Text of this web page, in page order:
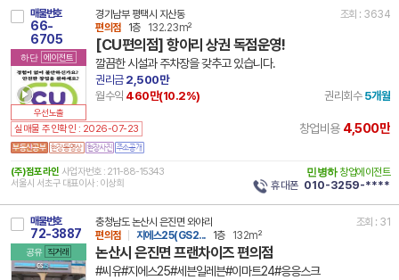
매물번호
66-
6705
하단 에이전트
우선노출
경기남부 평택시 지산동
조회 : 3634
편의점
1층 132.23m²
[CU편의점] 항아리 상권 독점운영!
깔끔한 시설과 주차장을 갖추고 있습니다.
권리금2,500만
월수익 460만(10.2%) 권리회수 5개월
실매물 주인확인 : 2026-07-23 창업비용 4,500만
(주)점포라인 사업자번호 : 211-88-15343
서울시 서초구 대표이사 : 이상희
민병하 창업에이전트
휴대폰 010-3259-****
매물번호
72-3887
공유 직거래
충청남도 논산시 은진면 와야리
조회 : 31
편의점
지에스25(GS2... 1층 132m²
논산시 은진면 프랜차이즈 편의점
#씨유#지에스25#세븐일레븐#이마트24#응응스크